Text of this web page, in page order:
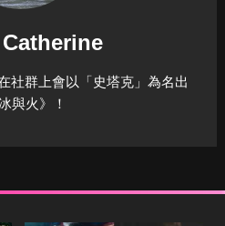
社群上會以「史塔克」為名出
與火》！